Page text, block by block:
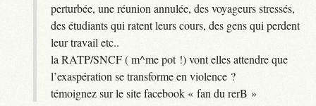
perturbée, une réunion annulée, des voyageurs stressés,
des étudiants qui ratent leurs cours, des gens qui perdent
leur travail etc..
la RATP/SNCF ( m^me pot !) vont elles attendre que
l’exaspération se transforme en violence ?
témoignez sur le site facebook « fan du rerB »